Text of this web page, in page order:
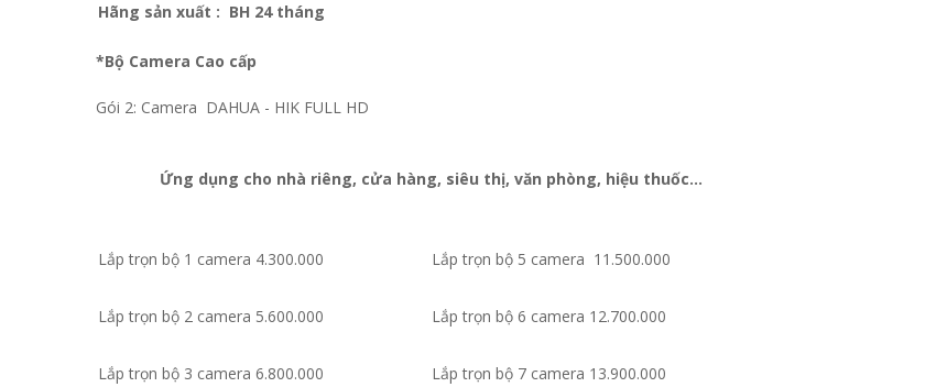
Hãng sản xuất : BH 24 tháng
*Bộ Camera Cao cấp
Gói 2: Camera DAHUA - HIK FULL HD
Ứng dụng cho nhà riêng, cửa hàng, siêu thị, văn phòng, hiệu thuốc…
Lắp trọn bộ 1 camera 4.300.000 Lắp trọn bộ 5 camera 11.500.000
Lắp trọn bộ 2 camera 5.600.000 Lắp trọn bộ 6 camera 12.700.000
Lắp trọn bộ 3 camera 6.800.000 Lắp trọn bộ 7 camera 13.900.000